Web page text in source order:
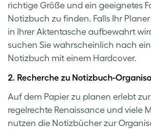
richtige Größe und ein geeignetes
Notizbuch zu finden. Falls Ihr
in Ihrer Aktentasche aufbewahrt
suchen Sie wahrscheinlich nach
Notizbuch mit einem Hardcover.
2. Recherche zu Notizbuch-
Auf dem Papier zu planen erlebt
regelrechte Renaissance und viele
nutzen die Notizbücher zur